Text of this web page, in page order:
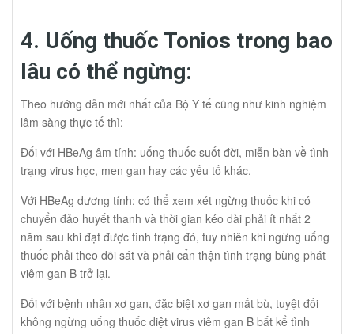
4. Uống thuốc Tonios trong bao
lâu có thể ngừng:
Theo hướng dẫn mới nhất của Bộ Y tế cũng như kinh nghiệm
lâm sàng thực tế thì:
Đối với HBeAg âm tính: uống thuốc suốt đời, miễn bàn về tình
trạng virus học, men gan hay các yếu tố khác.
Với HBeAg dương tính: có thể xem xét ngừng thuốc khi có
chuyển đảo huyết thanh và thời gian kéo dài phải ít nhất 2
năm sau khi đạt được tình trạng đó, tuy nhiên khi ngừng uống
thuốc phải theo dõi sát và phải cẩn thận tình trạng bùng phát
viêm gan B trở lại.
Đối với bệnh nhân xơ gan, đặc biệt xơ gan mất bù, tuyệt đối
không ngừng uống thuốc diệt virus viêm gan B bất kể tình